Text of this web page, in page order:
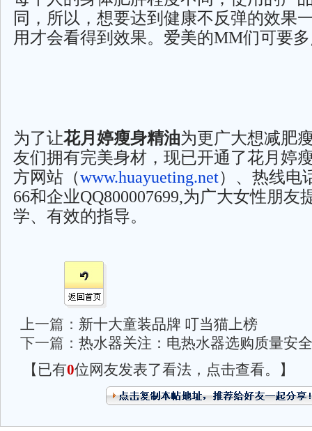
同，所以，想要达到健康不反弹的效果
用才会看得到效果。爱美的MM们可要
为了让花月婷瘦身精油为更广大想减肥
友们拥有完美身材，现已开通了花月婷
方网站（www.huayueting.net）、热线电
66和企业QQ800007699,为广大女性朋友
学、有效的指导。
上一篇： 新十大童装品牌 叮当猫上榜
下一篇： 热水器关注：电热水器选购质量安
【已有0位网友发表了看法，点击查看。】